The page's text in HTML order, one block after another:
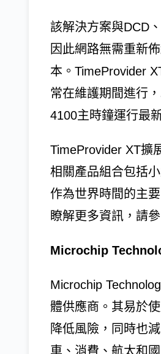
該解決方案與DCD
因此網路無需重新
本。TimeProvider
常在維護期間進行
4100主時鐘運行最
TimeProvider XT擴
相關產品組合包括
作為世界時間的主
瞭解更多資訊，請
Microchip
Microchip
體供應商。其易於
降低風險，同時也
車、消費、航太和